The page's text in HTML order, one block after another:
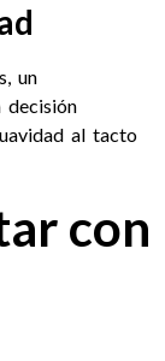
un
decisión
al tacto
con